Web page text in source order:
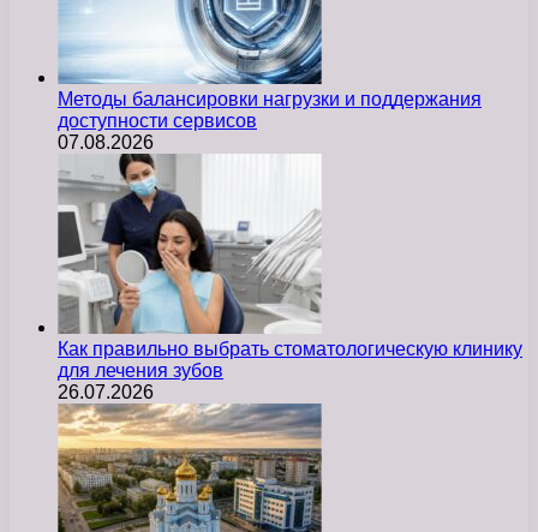
Методы балансировки нагрузки и поддержания
доступности сервисов
07.08.2026
Как правильно выбрать стоматологическую клинику
для лечения зубов
26.07.2026